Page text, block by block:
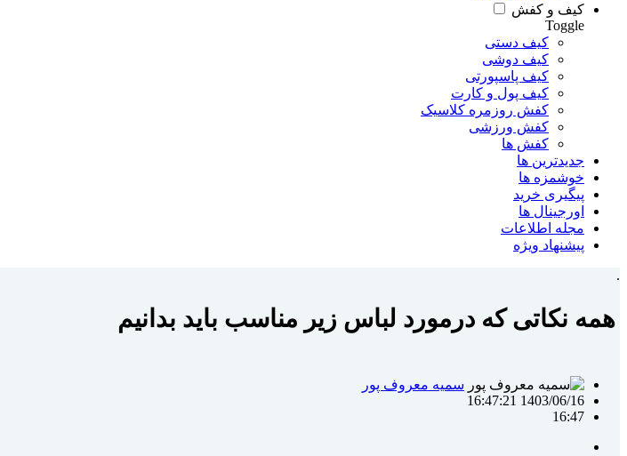
کیف و کفش
Toggle
کیف دستی
کیف دوشی
کیف پاسپورتی
کیف پول و کارت
کفش روزمره کلاسیک
کفش ورزشی
کفش ها
جدیدترین ها
خوشمزه ها
پیگیری خرید
اورجینال ها
مجله اطلاعات
پیشنهاد ویژه
.
همه نکاتی که درمورد لباس زیر مناسب باید بدانیم
سمیه معروف پور
1403/06/16 16:47:21
16:47